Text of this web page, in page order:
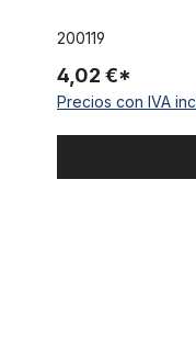
200119
4,02 €*
Precios con IVA